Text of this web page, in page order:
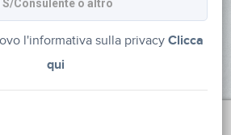
l'informativa sulla privacyClicca
qui
Powered by